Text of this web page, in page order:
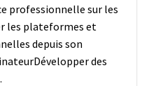
professionnelle sur les
les plateformes et
depuis son
des